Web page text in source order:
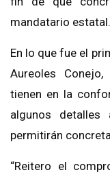
mandatario estatal.
En lo que fue el
Aureoles
tienen en la
algunos detalles
permitirán
“Reitero el